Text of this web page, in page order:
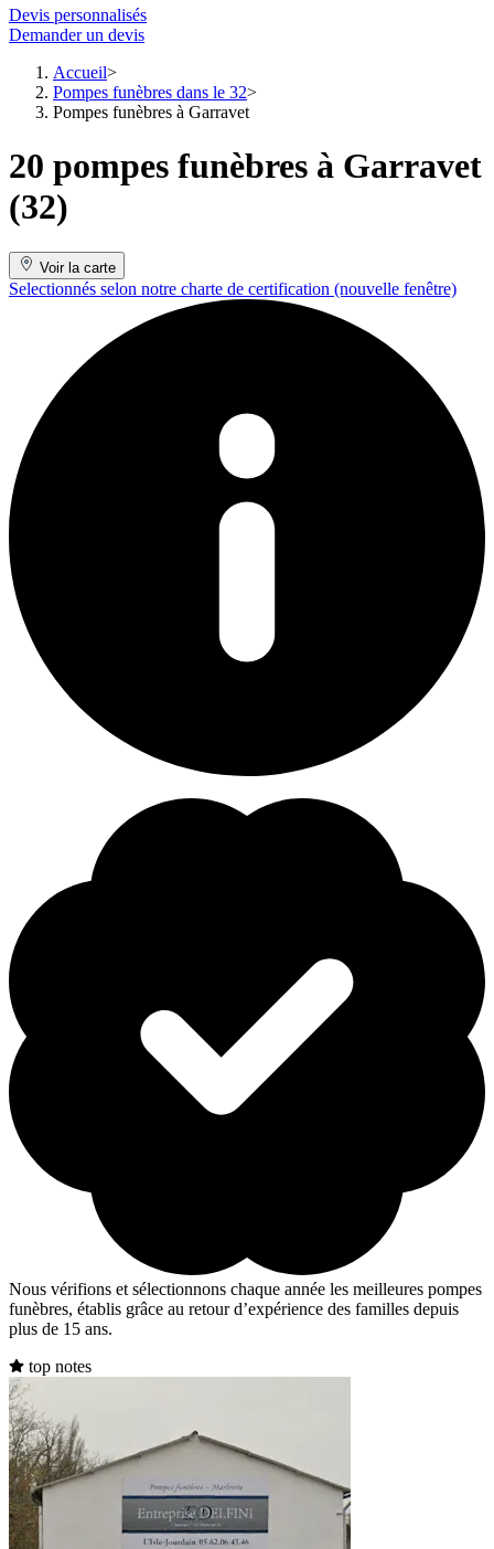
Devis personnalisés
Demander un devis
Accueil
Pompes funèbres dans le 32
Pompes funèbres à Garravet
20 pompes funèbres à Garravet
(32)
Voir la carte
Selectionnés selon notre charte de certification (nouvelle fenêtre)
Nous vérifions et sélectionnons chaque année les meilleures pompes
funèbres, établis grâce au retour d’expérience des familles depuis
plus de 15 ans.
top notes